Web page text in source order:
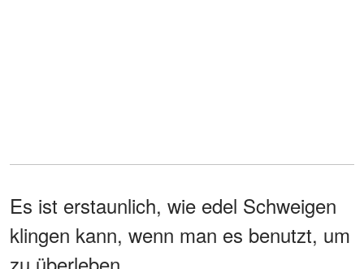
Es ist erstaunlich, wie edel Schweigen
klingen kann, wenn man es benutzt, um